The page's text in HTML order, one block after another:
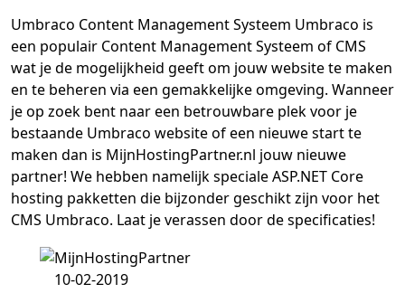
Umbraco Content Management Systeem Umbraco is
een populair Content Management Systeem of CMS
wat je de mogelijkheid geeft om jouw website te maken
en te beheren via een gemakkelijke omgeving. Wanneer
je op zoek bent naar een betrouwbare plek voor je
bestaande Umbraco website of een nieuwe start te
maken dan is MijnHostingPartner.nl jouw nieuwe
partner! We hebben namelijk speciale ASP.NET Core
hosting pakketten die bijzonder geschikt zijn voor het
CMS Umbraco. Laat je verassen door de specificaties!
10-02-2019